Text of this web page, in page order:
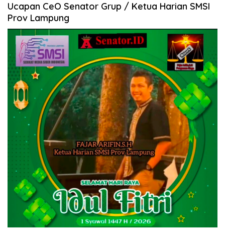
Ucapan CeO Senator Grup / Ketua Harian SMSI
Prov Lampung